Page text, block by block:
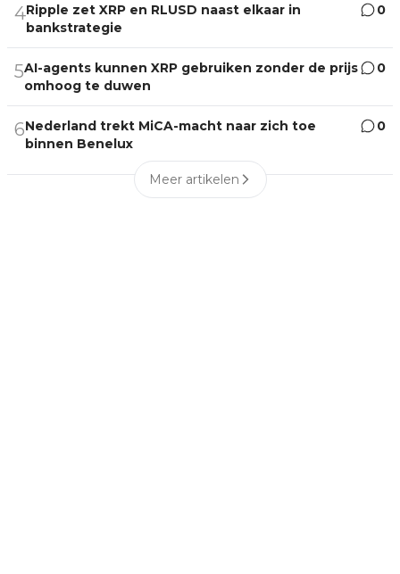
4Ripple zet XRP en RLUSD naast elkaar in
bankstrategie
0
5AI-agents kunnen XRP gebruiken zonder de prijs
omhoog te duwen
0
6Nederland trekt MiCA-macht naar zich toe
binnen Benelux
0
Meer artikelen